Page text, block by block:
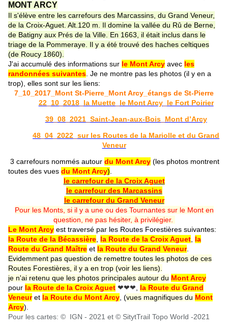
MONT ARCY
Il s'élève entre les carrefours des Marcassins, du Grand Veneur,
de la Croix-Aguet. Alt.120 m. Il domine la vallée du Rû de Berne,
de Batigny aux Prés de la Ville. En 1663, il était inclus dans le
triage de la Pommeraye. Il y a été trouvé des haches celtiques
(de Roucy 1860).
J'ai accumulé des informations sur le Mont Arcy avec les
randonnées suivantes . Je ne montre pas les photos (il y en a
trop), elles sont sur les liens:
7_10_2017_Mont St-Pierre_Mont Arcy_étangs de St-Pierre
22_10_2018_la Muette_le Mont Arcy_le Fort Poirier
39_08_2021_Saint-Jean-aux-Bois_Mont d’Arcy
48_04_2022_sur les Routes de la Mariolle et du Grand
Veneur
3 carrefours nommés autour du Mont Arcy (les photos montrent
toutes des vues du Mont Arcy)
le carrefour de la Croix Aguet
le carrefour des Marcassins
le carrefour du Grand Veneur
Pour les Monts, si il y a une ou des Tournantes sur le Mont en
question, ne pas hésiter, à privilégier.
Le Mont Arcy est traversé par les Routes Forestières suivantes:
la Route de la Bécassière la Route de la Croix Aguet la
Route du Grand Maître et la Route du Grand Veneur.
Evidemment pas question de remettre toutes les photos de ces
Routes Forestières, il y a en trop (voir les liens).
je n'ai retenu que les photos principales autour du Mont Arcy
pour la Route de la Croix Aguet ❤❤❤
la Route du Grand
Veneur et la Route du Mont Arcy (vues magnifiques du Mont
Arcy).
Pour les cartes: © IGN - 2021 et © SitytTrail Topo World -2021